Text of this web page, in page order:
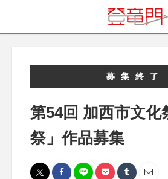
募集終了
第54回 加西市文化
祭」作品募集